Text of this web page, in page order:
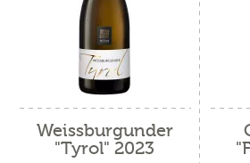
Weissburgunder
"Tyrol" 2023